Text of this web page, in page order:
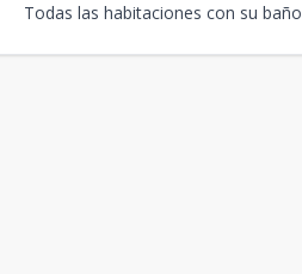
Todas las habitaciones con su baño